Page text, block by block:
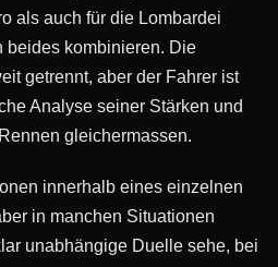
als auch für die Lombardei
beides kombinieren. Die
getrennt, aber der Fahrer ist
Analyse seiner Stärken und
gleichermassen.
innerhalb eines einzelnen
in manchen Situationen
unabhängige Duelle sehe, bei